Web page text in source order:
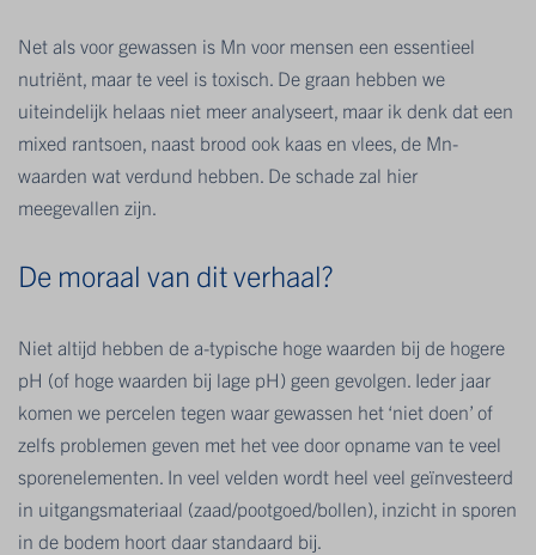
Net als voor gewassen is Mn voor mensen een essentieel
nutriënt, maar te veel is toxisch. De graan hebben we
uiteindelijk helaas niet meer analyseert, maar ik denk dat een
mixed rantsoen, naast brood ook kaas en vlees, de Mn-
waarden wat verdund hebben. De schade zal hier
meegevallen zijn.
De moraal van dit verhaal?
Niet altijd hebben de a-typische hoge waarden bij de hogere
pH (of hoge waarden bij lage pH) geen gevolgen. Ieder jaar
komen we percelen tegen waar gewassen het ‘niet doen’ of
zelfs problemen geven met het vee door opname van te veel
sporenelementen. In veel velden wordt heel veel geïnvesteerd
in uitgangsmateriaal (zaad/pootgoed/bollen), inzicht in sporen
in de bodem hoort daar standaard bij.